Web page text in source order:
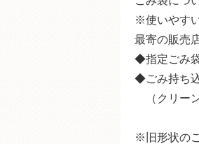
※使いやす
最寄の販売
◆指定ごみ
◆ごみ持ち
（クリー
※旧形状の